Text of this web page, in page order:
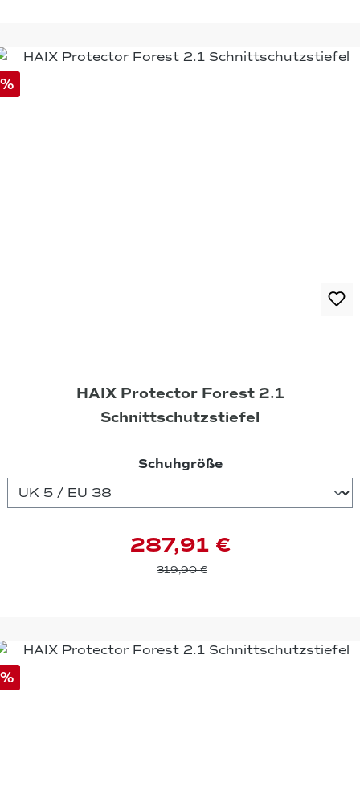
%
HAIX Protector Forest 2.1
Schnittschutzstiefel
Schuhgrößeauswählen
287,91 €
319,90 €
%